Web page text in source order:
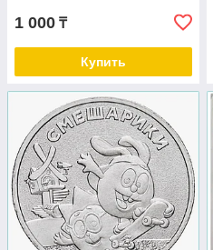
1 000 ₸
Купить